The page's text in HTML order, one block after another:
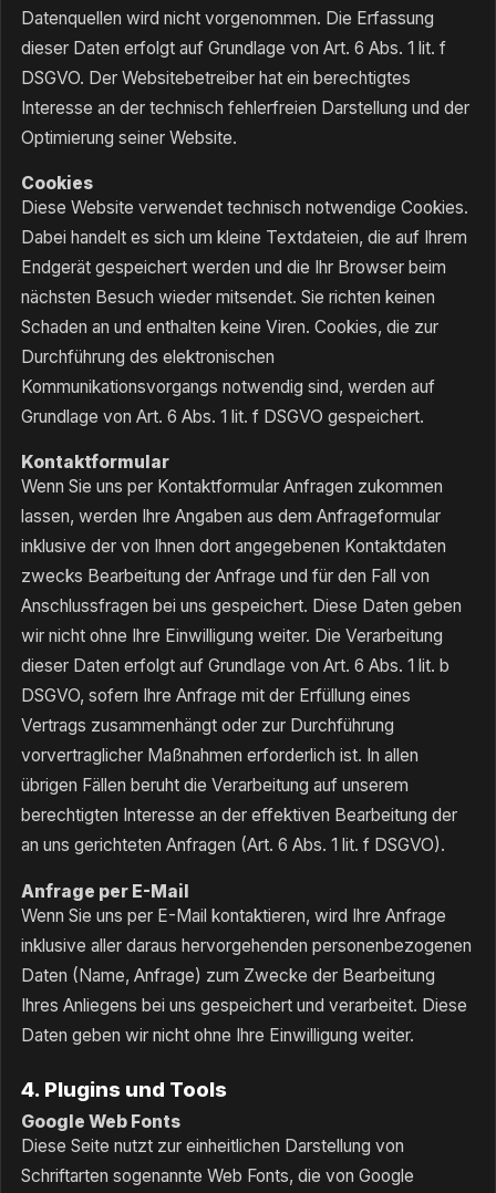
Datenquellen wird nicht vorgenommen. Die Erfassung
dieser Daten erfolgt auf Grundlage von Art. 6 Abs. 1 lit. f
DSGVO. Der Websitebetreiber hat ein berechtigtes
Interesse an der technisch fehlerfreien Darstellung und der
Optimierung seiner Website.
Cookies
Diese Website verwendet technisch notwendige Cookies.
Dabei handelt es sich um kleine Textdateien, die auf Ihrem
Endgerät gespeichert werden und die Ihr Browser beim
nächsten Besuch wieder mitsendet. Sie richten keinen
Schaden an und enthalten keine Viren. Cookies, die zur
Durchführung des elektronischen
Kommunikationsvorgangs notwendig sind, werden auf
Grundlage von Art. 6 Abs. 1 lit. f DSGVO gespeichert.
Kontaktformular
Wenn Sie uns per Kontaktformular Anfragen zukommen
lassen, werden Ihre Angaben aus dem Anfrageformular
inklusive der von Ihnen dort angegebenen Kontaktdaten
zwecks Bearbeitung der Anfrage und für den Fall von
Anschlussfragen bei uns gespeichert. Diese Daten geben
wir nicht ohne Ihre Einwilligung weiter. Die Verarbeitung
dieser Daten erfolgt auf Grundlage von Art. 6 Abs. 1 lit. b
DSGVO, sofern Ihre Anfrage mit der Erfüllung eines
Vertrags zusammenhängt oder zur Durchführung
vorvertraglicher Maßnahmen erforderlich ist. In allen
übrigen Fällen beruht die Verarbeitung auf unserem
berechtigten Interesse an der effektiven Bearbeitung der
an uns gerichteten Anfragen (Art. 6 Abs. 1 lit. f DSGVO).
Anfrage per E-Mail
Wenn Sie uns per E-Mail kontaktieren, wird Ihre Anfrage
inklusive aller daraus hervorgehenden personenbezogenen
Daten (Name, Anfrage) zum Zwecke der Bearbeitung
Ihres Anliegens bei uns gespeichert und verarbeitet. Diese
Daten geben wir nicht ohne Ihre Einwilligung weiter.
4. Plugins und Tools
Google Web Fonts
Diese Seite nutzt zur einheitlichen Darstellung von
Schriftarten sogenannte Web Fonts, die von Google